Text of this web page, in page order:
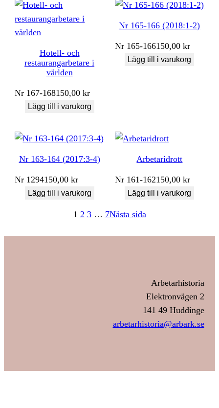
Hotell- och
restaurangarbetare i
världen
Nr 167-168150,00kr
Lägg till i varukorg
Nr 165-166 (2018:1-2)
Nr 165-166150,00kr
Lägg till i varukorg
Nr 163-164 (2017:3-4)
Nr 1294150,00kr
Lägg till i varukorg
Arbetaridrott
Nr 161-162150,00kr
Lägg till i varukorg
1 2 3 … 7Nästa sida
Arbetarhistoria
Elektronvägen 2
141 49 Huddinge
arbetarhistoria@arbark.se